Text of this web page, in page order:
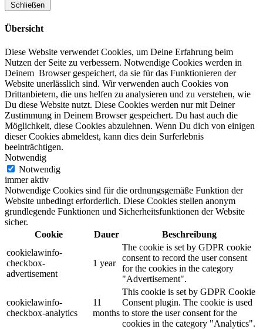
Schließen
Übersicht
Diese Website verwendet Cookies, um Deine Erfahrung beim
Nutzen der Seite zu verbessern. Notwendige Cookies werden in
Deinem Browser gespeichert, da sie für das Funktionieren der
Website unerlässlich sind. Wir verwenden auch Cookies von
Drittanbietern, die uns helfen zu analysieren und zu verstehen, wie
Du diese Website nutzt. Diese Cookies werden nur mit Deiner
Zustimmung in Deinem Browser gespeichert. Du hast auch die
Möglichkeit, diese Cookies abzulehnen. Wenn Du dich von einigen
dieser Cookies abmeldest, kann dies dein Surferlebnis
beeinträchtigen.
Notwendig
Notwendig
immer aktiv
Notwendige Cookies sind für die ordnungsgemäße Funktion der
Website unbedingt erforderlich. Diese Cookies stellen anonym
grundlegende Funktionen und Sicherheitsfunktionen der Website
sicher.
Cookie
Dauer
Beschreibung
cookielawinfo-
checkbox-
advertisement
1 year
The cookie is set by GDPR cookie
consent to record the user consent
for the cookies in the category
"Advertisement".
cookielawinfo-
checkbox-analytics
11
months
This cookie is set by GDPR Cookie
Consent plugin. The cookie is used
to store the user consent for the
cookies in the category "Analytics".